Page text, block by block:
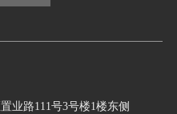
业路111号3号楼1楼东侧